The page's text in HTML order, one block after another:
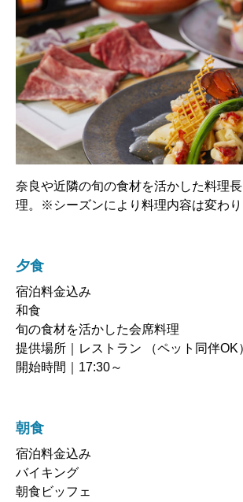
奈良や近隣の旬の食材を活かした料理
理。※シーズンにより料理内容は変わり
夕食
宿泊料金込み
和食
旬の食材を活かした会席料理
提供場所｜レストラン （ペット同伴OK
開始時間｜17:30～
朝食
宿泊料金込み
バイキング
朝食ビッフェ